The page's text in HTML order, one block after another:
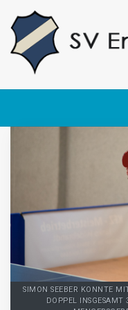
SIMON SEEBER KONNTE
DOPPEL